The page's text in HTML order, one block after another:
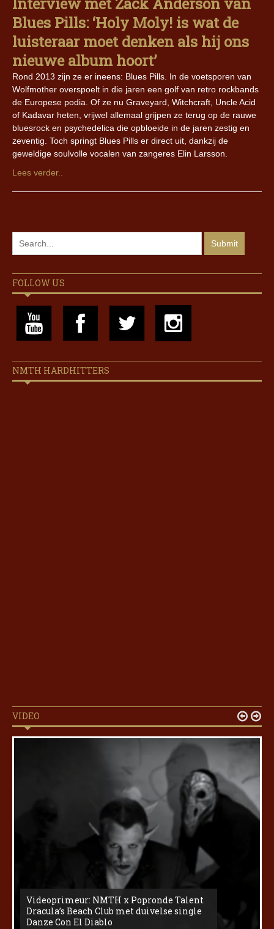
Interview met Zack Anderson van
Blues Pills: ‘Holy Moly! is wat de
luisteraar moet denken als hij ons
nieuwe album hoort’
Rond 2013 zijn ze er ineens: Blues Pills. In de voetsporen van
Wolfmother overspoelt in die jaren een golf van retro rockbands
de Europese podia. Of ze nu Graveyard, Witchcraft, Uncle Acid
of Kadavar heten, vrijwel allemaal grijpen ze terug op de rauwe
bluesrock en psychedelica die opbloeide in de jaren zestig en
zeventig. Toch springt Blues Pills er direct uit, dankzij de
geweldige soulvolle vocalen van zangeres Elin Larsson.
Lees verder..
FOLLOW US
NMTH HARDHITTERS
VIDEO
Videoprimeur: NMTH x Popronde Talent
Dracula’s Beach Club met duivelse single
Danze Con El Diablo
 